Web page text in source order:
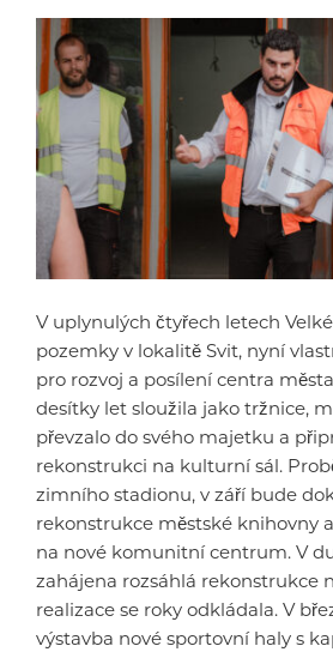
V uplynulých čtyřech letech
pozemky v lokalitě Svit, nyní
pro rozvoj a posílení centra
desítky let sloužila jako tržnice,
převzalo do svého majetku a
rekonstrukci na kulturní sál.
zimního stadionu, v září bude
rekonstrukce městské knihovny
na nové komunitní centrum. V
zahájena rozsáhlá rekonstrukce
realizace se roky odkládala. V
výstavba nové sportovní haly s